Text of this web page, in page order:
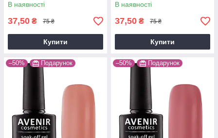
В наявності
37,50 ₴ 75 ₴
Купити
В наявності
37,50 ₴ 75 ₴
Купити
–50% Подарунок –50% Подарунок